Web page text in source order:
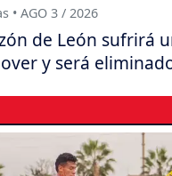
• AGO 3 / 2026
de León sufrirá
y será